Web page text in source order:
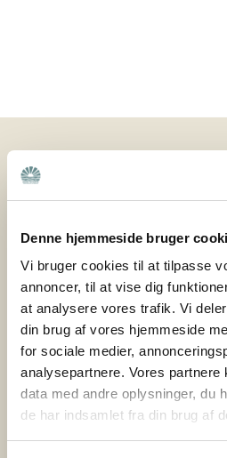
Denne hjemmeside bruger
Vi bruger cookies til at tilpasse
annoncer, til at vise dig
at analysere vores trafik. Vi
din brug af vores hjemmeside
for sociale medier,
analysepartnere. Vores partnere
data med andre oplysninger, du
de har indsamlet fra din brug af
Nyheder
25. februar 2026
fællesskab og støtte til
fremtiden?
Hvordan sikrer vi, at
finde fællesskab og støtte i
spørgsmål har været
projektet Nye veje til
netop har afsluttet sammen
Høreforeningen med støtte